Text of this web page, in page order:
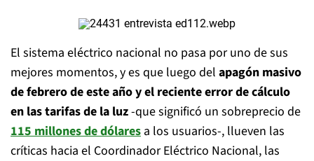
El sistema eléctrico nacional no pasa por uno de sus
mejores momentos, y es que luego del apagón masivo
de febrero de este año y el reciente error de cálculo
en las tarifas de la luz-que significó un sobreprecio de
115 millones de dólares a los usuarios-, llueven las
críticas hacia el Coordinador Eléctrico Nacional, las